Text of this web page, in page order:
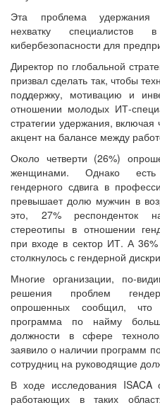
Эта проблема удержания
нехватку
кибербезопасности для
Директор по глобальной
призвал сделать так, чтобы
поддержку, мотивацию и
отношении молодых ИТ-
стратегии удержания, включая
акцент на балансе между
Около четверти (26%)
женщинами. Однако есть
гендерного сдвига в
превышает долю мужчин в
это, 27% респонденток
стереотипы в отношении
при входе в сектор ИТ. А 36%
столкнулось с гендерной
Многие организации, по-
решения проблем
опрошенных сообщил,
программа по найму
должности в сфере
заявило о наличии программ
сотрудниц на руководящие
В ходе исследования ISACA
работающих в таких